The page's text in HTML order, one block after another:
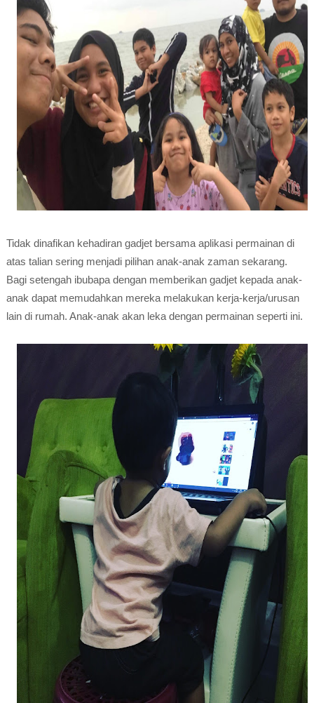
Tidak dinafikan kehadiran gadjet bersama aplikasi permainan di
atas talian sering menjadi pilihan anak-anak zaman sekarang.
Bagi setengah ibubapa dengan memberikan gadjet kepada anak-
anak dapat memudahkan mereka melakukan kerja-kerja/urusan
lain di rumah. Anak-anak akan leka dengan permainan seperti ini.